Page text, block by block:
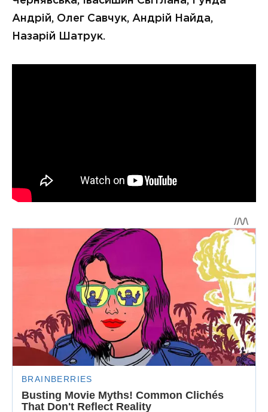
Андрій, Олег Савчук, Андрій Найда,
Назарій Шатрук.